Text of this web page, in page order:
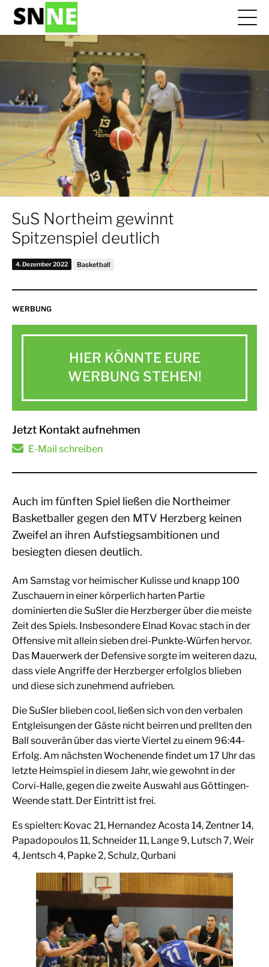
SuS Northeim gewinnt
Spitzenspiel deutlich
4. Dezember 2022 Basketball
WERBUNG
HIER KÖNNTE EURE
WERBUNG STEHEN!
Jetzt Kontakt aufnehmen
E-Mail schreiben
Auch im fünften Spiel ließen die Northeimer
Basketballer gegen den MTV Herzberg keinen
Zweifel an ihren Aufstiegsambitionen und
besiegten diesen deutlich.
Am Samstag vor heimischer Kulisse und knapp 100
Zuschauern in einer körperlich harten Partie
dominierten die SuSler die Herzberger über die meiste
Zeit des Spiels. Insbesondere Elnad Kovac stach in der
Offensive mit allein sieben drei-Punkte-Würfen hervor.
Das Mauerwerk der Defensive sorgte im weiteren dazu,
dass viele Angriffe der Herzberger erfolglos blieben
und diese sich zunehmend aufrieben.
Die SuSler blieben cool, ließen sich von den verbalen
Entgleisungen der Gäste nicht beirren und prellten den
Ball souverän über das vierte Viertel zu einem 96:44-
Erfolg. Am nächsten Wochenende findet um 17 Uhr das
letzte Heimspiel in diesem Jahr, wie gewohnt in der
Corvi-Halle, gegen die zweite Auswahl aus Göttingen-
Weende statt. Der Eintritt ist frei.
Es spielten: Kovac 21, Hernandez Acosta 14, Zentner 14,
Papadopoulos 11, Schneider 11, Lange 9, Lutsch 7, Weir
4, Jentsch 4, Papke 2, Schulz, Qurbani